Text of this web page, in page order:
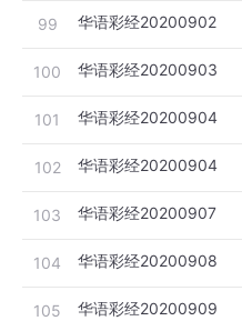
99 华语彩经20200902
100 华语彩经20200903
101 华语彩经20200904
102 华语彩经20200904
103 华语彩经20200907
104 华语彩经20200908
105 华语彩经20200909